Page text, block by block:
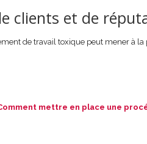
clients et de
de travail toxique peut mener à la
mettre en place une